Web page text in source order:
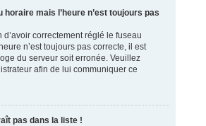
horaire mais l’heure n’est toujours pas
d’avoir correctement réglé le fuseau
n’est toujours pas correcte, il est
du serveur soit erronée. Veuillez
afin de lui communiquer ce
pas dans la liste !